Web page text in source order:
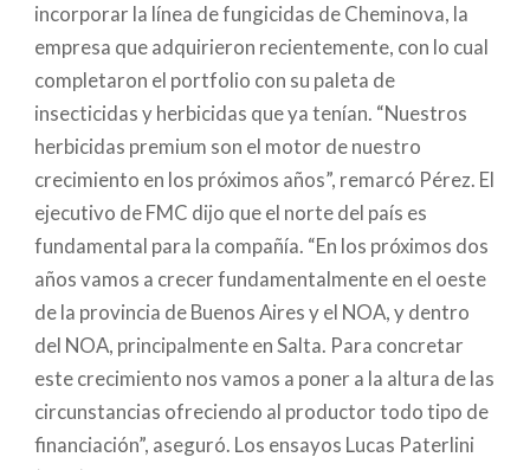
incorporar la línea de fungicidas de Cheminova, la
empresa que adquirieron recientemente, con lo cual
completaron el portfolio con su paleta de
insecticidas y herbicidas que ya tenían. “Nuestros
herbicidas premium son el motor de nuestro
crecimiento en los próximos años”, remarcó Pérez. El
ejecutivo de FMC dijo que el norte del país es
fundamental para la compañía. “En los próximos dos
años vamos a crecer fundamentalmente en el oeste
de la provincia de Buenos Aires y el NOA, y dentro
del NOA, principalmente en Salta. Para concretar
este crecimiento nos vamos a poner a la altura de las
circunstancias ofreciendo al productor todo tipo de
financiación”, aseguró. Los ensayos Lucas Paterlini